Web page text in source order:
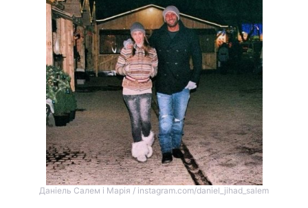
Даніель Салем і Марія / instagram.com/daniel_jihad_salem